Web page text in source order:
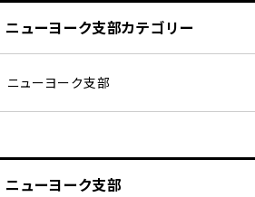
ニューヨーク支部カテゴリー
ニューヨーク支部
ニューヨーク支部